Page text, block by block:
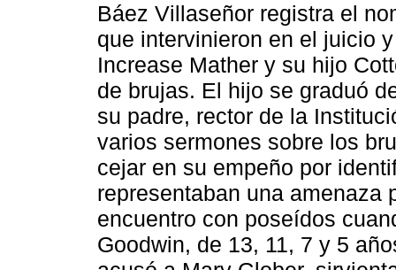
Báez Villaseñor registra el
que intervinieron en el juicio
Increase Mather y su hijo
de brujas. El hijo se graduó
su padre, rector de la
varios sermones sobre los
cejar en su empeño por
representaban una amenaza
encuentro con poseídos
Goodwin, de 13, 11, 7 y 5